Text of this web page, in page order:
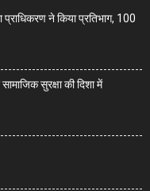
ने किया प्रतिभाग, 100
सुरक्षा की दिशा में